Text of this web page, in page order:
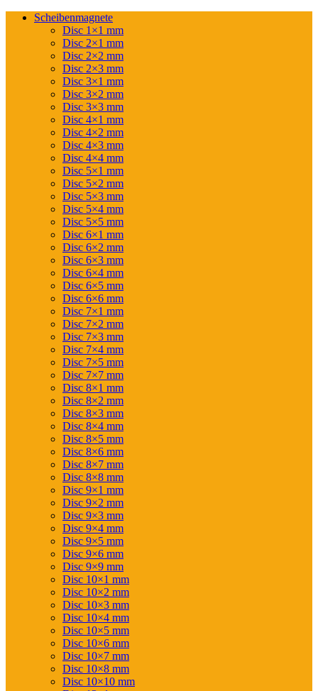
Scheibenmagnete
Disc 1×1 mm
Disc 2×1 mm
Disc 2×2 mm
Disc 2×3 mm
Disc 3×1 mm
Disc 3×2 mm
Disc 3×3 mm
Disc 4×1 mm
Disc 4×2 mm
Disc 4×3 mm
Disc 4×4 mm
Disc 5×1 mm
Disc 5×2 mm
Disc 5×3 mm
Disc 5×4 mm
Disc 5×5 mm
Disc 6×1 mm
Disc 6×2 mm
Disc 6×3 mm
Disc 6×4 mm
Disc 6×5 mm
Disc 6×6 mm
Disc 7×1 mm
Disc 7×2 mm
Disc 7×3 mm
Disc 7×4 mm
Disc 7×5 mm
Disc 7×7 mm
Disc 8×1 mm
Disc 8×2 mm
Disc 8×3 mm
Disc 8×4 mm
Disc 8×5 mm
Disc 8×6 mm
Disc 8×7 mm
Disc 8×8 mm
Disc 9×1 mm
Disc 9×2 mm
Disc 9×3 mm
Disc 9×4 mm
Disc 9×5 mm
Disc 9×6 mm
Disc 9×9 mm
Disc 10×1 mm
Disc 10×2 mm
Disc 10×3 mm
Disc 10×4 mm
Disc 10×5 mm
Disc 10×6 mm
Disc 10×7 mm
Disc 10×8 mm
Disc 10×10 mm